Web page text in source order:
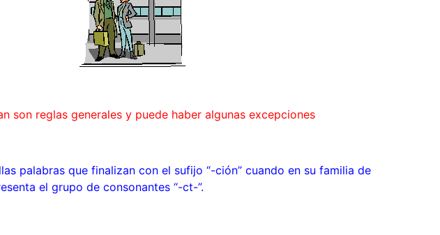
son reglas generales y puede haber algunas excepciones
palabras que finalizan con el sufijo “-ción” cuando en su familia de
el grupo de consonantes “-ct-”.